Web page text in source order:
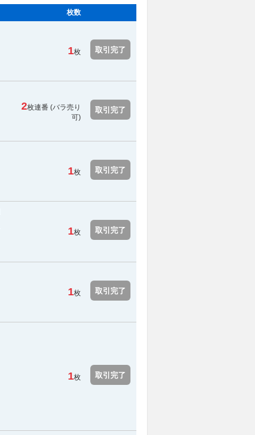
枚数
1枚 取引完了
2枚連番 (バラ売り
可)
取引完了
1枚 取引完了
1枚 取引完了
1枚 取引完了
1枚 取引完了